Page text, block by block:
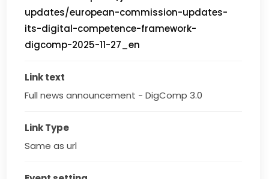
updates/european-commission-updates-
its-digital-competence-framework-
digcomp-2025-11-27_en
Link text
Full news announcement - DigComp 3.0
Link Type
Same as url